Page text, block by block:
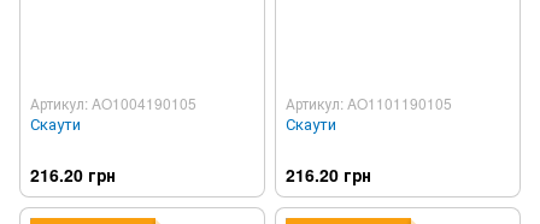
Артикул: AO1004190105
Скаути
216.20 грн
Артикул: AO1101190105
Скаути
216.20 грн